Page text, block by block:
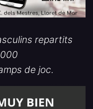
repartits
de joc.